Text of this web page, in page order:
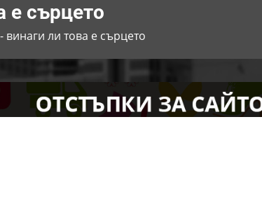
е сърцето
винаги ли това е сърцето